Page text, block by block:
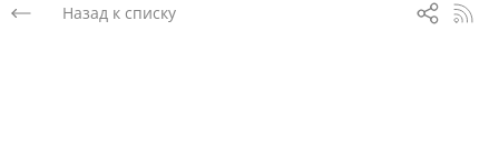
Назад к списку